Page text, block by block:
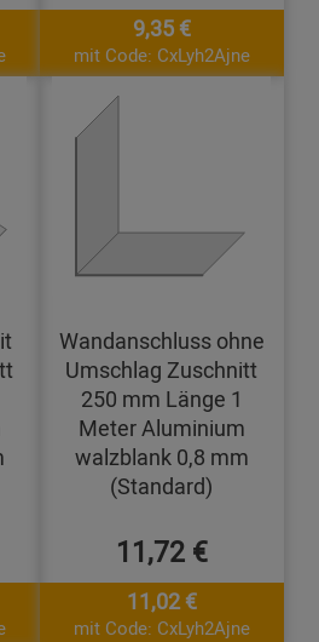
9,35 €
mit Code: CxLyh2Ajne
Wandanschluss ohne
Umschlag Zuschnitt
250 mm Länge 1
Meter Aluminium
walzblank 0,8 mm
(Standard)
11,72 €
11,02 €
mit Code: CxLyh2Ajne